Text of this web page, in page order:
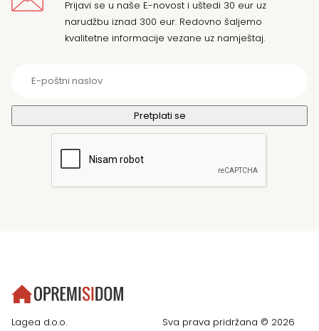
Prijavi se u naše E-novost i uštedi 30 eur uz
narudžbu iznad 300 eur. Redovno šaljemo
kvalitetne informacije vezane uz namještaj.
Lagea d.o.o.
Sva prava pridržana © 2026